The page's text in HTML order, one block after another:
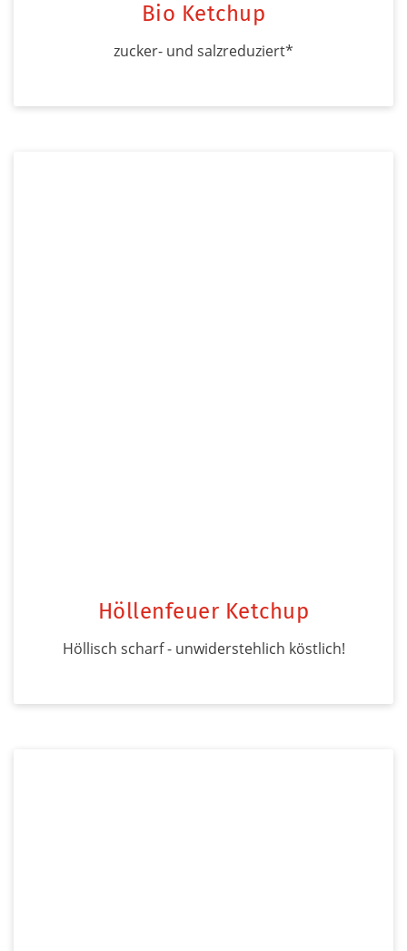
Bio Ketchup
zucker- und salzreduziert*
Höllenfeuer Ketchup
Höllisch scharf - unwiderstehlich köstlich!